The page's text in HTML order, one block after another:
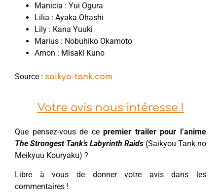
Manicia : Yui Ogura
Lilia : Ayaka Ohashi
Lily : Kana Yuuki
Marius : Nobuhiko Okamoto
Amon : Misaki Kuno
Source : saikyo-tank.com
Votre avis nous intéresse !
Que pensez-vous de cepremier trailer pour l’anime
The Strongest Tank’s Labyrinth Raids (Saikyou Tank no
Meikyuu Kouryaku) ?
Libre à vous de donner votre avis dans les
commentaires !